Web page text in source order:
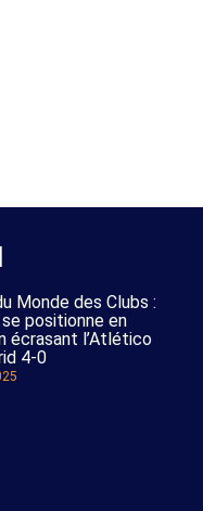
Monde des Clubs :
se positionne en
écrasant l’Atlético
4-0